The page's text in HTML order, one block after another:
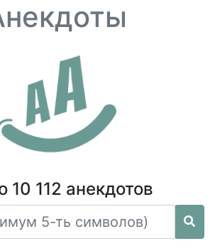
10 112 анекдотов